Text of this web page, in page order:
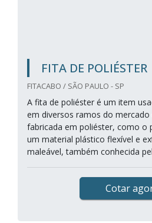
FITA DE POLIÉSTER
FITACABO / SÃO PAULO - SP
A fita de poliéster é um item
em diversos ramos do mercado
fabricada em poliéster, como o
um material plástico flexível e
maleável, também conhecida
Cotar